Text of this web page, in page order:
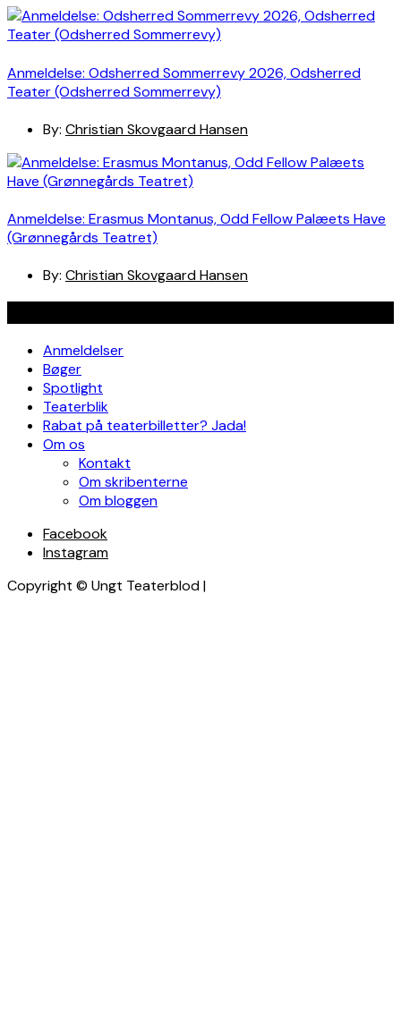
Anmeldelse: Odsherred Sommerrevy 2026, Odsherred
Teater (Odsherred Sommerrevy)
By: Christian Skovgaard Hansen
Anmeldelse: Erasmus Montanus, Odd Fellow Palæets Have
(Grønnegårds Teatret)
By: Christian Skovgaard Hansen
Anmeldelser
Bøger
Spotlight
Teaterblik
Rabat på teaterbilletter? Jada!
Om os
Kontakt
Om skribenterne
Om bloggen
Facebook
Instagram
Copyright © Ungt Teaterblod |